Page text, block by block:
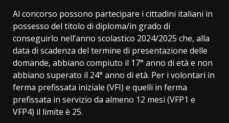
Al concorso possono partecipare i cittadini italiani in
possesso del titolo di diploma/in grado di
conseguirlo nell’anno scolastico 2024/2025 che, alla
data di scadenza del termine di presentazione delle
domande, abbiano compiuto il 17° anno di età e non
abbiano superato il 24° anno di età. Per i volontari in
ferma prefissata iniziale (VFI) e quelli in ferma
prefissata in servizio da almeno 12 mesi (VFP1 e
VFP4) il limite è 25.